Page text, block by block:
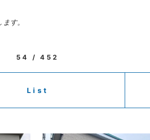
す。
54 / 452
List